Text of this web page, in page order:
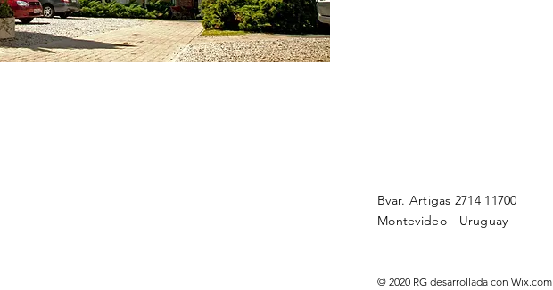
Bvar. Artigas 2714 11700
Montevideo - Uruguay
© 2020 RG desarrollada con Wix.com